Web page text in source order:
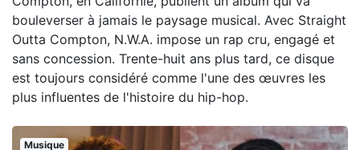
bouleverser à jamais le paysage musical. Avec Straight
Outta Compton, N.W.A. impose un rap cru, engagé et
sans concession. Trente-huit ans plus tard, ce disque
est toujours considéré comme l'une des œuvres les
plus influentes de l'histoire du hip-hop.
Musique